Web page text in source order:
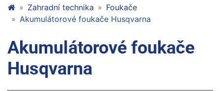
Zahradní technika
Foukače
Akumulátorové foukače Husqvarna
Akumulátorové foukače
Husqvarna